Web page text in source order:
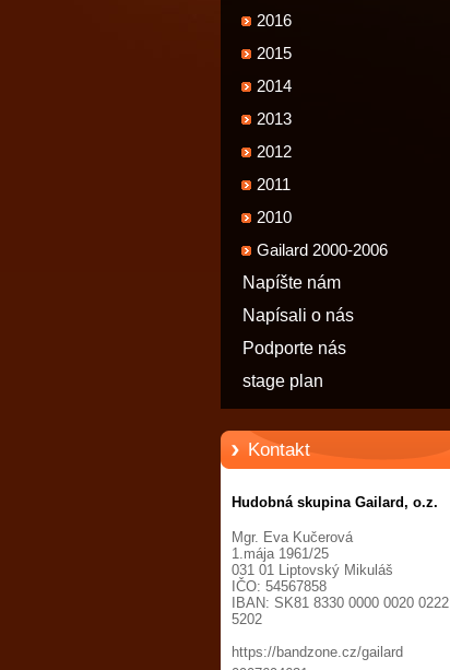
2016
2015
2014
2013
2012
2011
2010
Gailard 2000-2006
Napíšte nám
Napísali o nás
Podporte nás
stage plan
Kontakt
Hudobná skupina Gailard, o.z.
Mgr. Eva Kučerová
1.mája 1961/25
031 01 Liptovský Mikuláš
IČO: 54567858
IBAN: SK81 8330 0000 0020 0222
5202
https://bandzone.cz/gailard